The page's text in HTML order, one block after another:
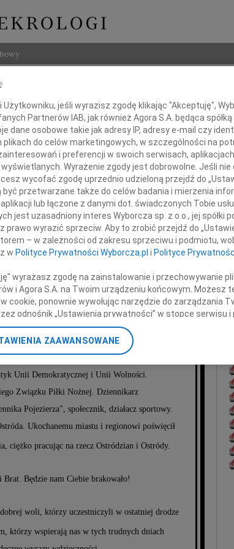
smutkiem zawiadamiamy,
4 października 2020 roku zmarł
Dąbrowski
i burmistrz Ostródy w latach 2002-2012.
Unii Demokratycznej i Unii Wolności.
Związku Piłki Nożnej. Dziennikarz
Pojezierza", społecznik, działacz sportowy.
Ukochanemu miastu i regionowi poświęcił
ciężko pracując na rzecz Ostródzian i Ostródy.
Brat. Będzie nam Ciebie brakowało!
woli, którzy uczestniczyli w ostatniej drodze
którzy wspierają nas w tych trudnych dniach
Użytkowniku, jeśli wyrazisz zgodę klikając "Akceptuję",
Partnerów IAB, jak również Agora S.A. będąca
dane osobowe takie jak adresy IP, adresy e-mail czy
do celów marketingowych, w szczególności na
i preferencji w swoich serwisach,
Wyrażenie zgody jest dobrowolne. Jeśli
wycofać zgodę uprzednio udzieloną przejdź do
być przetwarzane także do celów badania i mierzenia
lub łączone z danymi dot. świadczonych Tobie
jest uzasadniony interes Wyborcza sp. z o.o., jej spółki
prawo wyrazić sprzeciw. Aby to zrobić przejdź do
– w zależności od zakresu sprzeciwu i podmiotu,
w Polityce Prywatności Wyborcza.pl i Polityce
wyrażasz zgodę na zainstalowanie i przechowywanie
i Agora S.A. na Twoim urządzeniu końcowym. Możesz
cookie, ponownie wywołując narzędzie do zarządzania
odnośnik „Ustawienia prywatności” w stopce serwisu
Zmiana ustawień plików cookie możliwa jest także za
S.A. możemy przetwarzać dane osobowe w
Aktywne skanowanie charakterystyki
na urządzeniu lub dostęp do nich. Spersonalizowane
usług. Lista Zaufanych Partnerów
ZAAWANSOWANE